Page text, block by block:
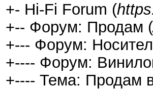
+- Hi-Fi Forum (
+-- Форум: Продам (
+--- Форум:
+---- Форум:
+---- Тема: Продам